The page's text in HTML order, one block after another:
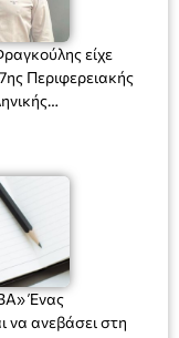
είχε
Περιφερειακής
Λ.Σ. κ. Ιωάννη
να ανεβάσει στη